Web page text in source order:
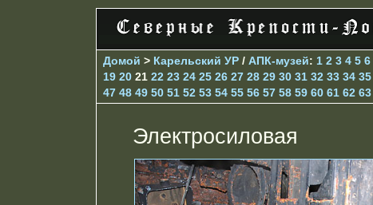
Домой > Карельский УР / АПК-музей: 1 2 3 4 5 6
19 20 21 22 23 24 25 26 27 28 29 30 31 32 33 34 35
47 48 49 50 51 52 53 54 55 56 57 58 59 60 61 62 63
Электросиловая